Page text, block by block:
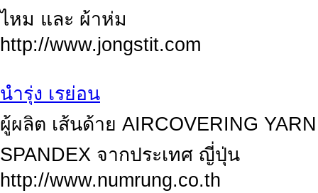
ไหม และ ผ้าห่ม
http://www.jongstit.com
นำรุ่ง เรย่อน
ผู้ผลิต เส้นด้าย AIRCOVERING
SPANDEX จากประเทศ ญี่ปุ่น
http://www.numrung.co.th